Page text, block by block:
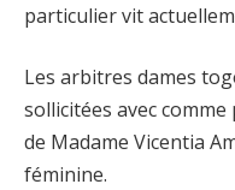
particulier vit
Les arbitres dames
sollicitées avec
de Madame Vicentia
féminine.